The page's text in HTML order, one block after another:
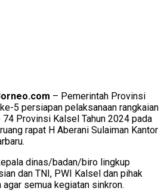
– Pemerintah Provinsi
5 persiapan pelaksanaan rangkaian
Provinsi Kalsel Tahun 2024 pada
rapat H Aberani Sulaiman Kantor
dinas/badan/biro lingkup
dan TNI, PWI Kalsel dan pihak
agar semua kegiatan sinkron.